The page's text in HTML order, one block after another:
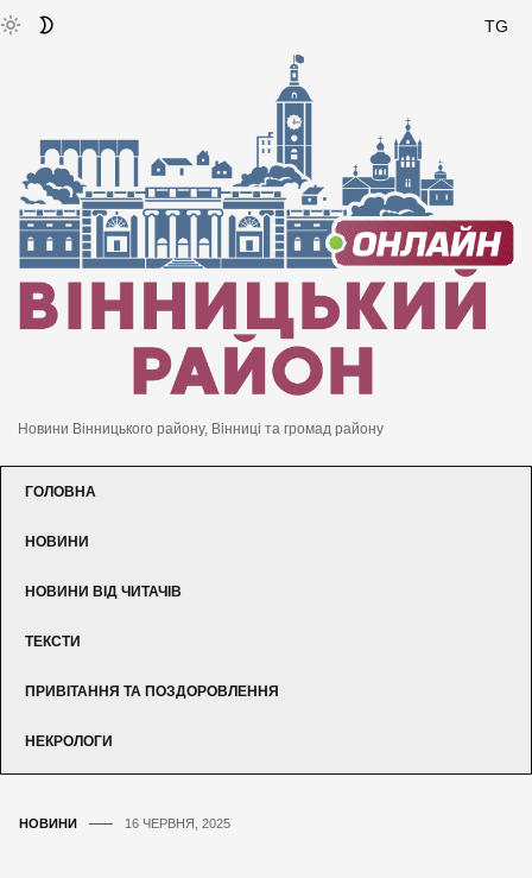
TG
Новини Вінницького району, Вінниці та громад району
ГОЛОВНА
НОВИНИ
НОВИНИ ВІД ЧИТАЧІВ
ТЕКСТИ
ПРИВІТАННЯ ТА ПОЗДОРОВЛЕННЯ
НЕКРОЛОГИ
НОВИНИ 16 ЧЕРВНЯ, 2025